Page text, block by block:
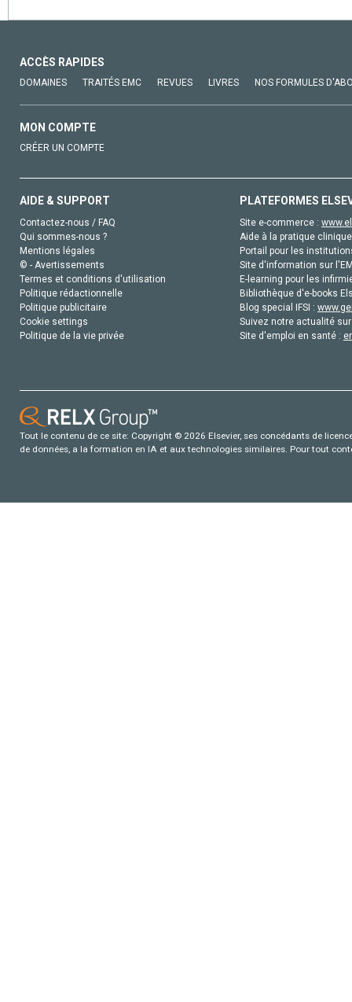
ACCÈS RAPIDES
DOMAINES TRAITÉS EMC REVUES LIVRES NOS FORMULES
MON COMPTE
CRÉER UN COMPTE
AIDE & SUPPORT
Contactez-nous / FAQ
Qui sommes-nous ?
Mentions légales
© - Avertissements
Termes et conditions d'utilisation
Politique rédactionnelle
Politique publicitaire
Cookie settings
Politique de la vie privée
PLATEFORMES
Site e-commerce :
Aide à la pratique
Portail pour les
Site d'information sur
E-learning pour les
Bibliothèque d'e-books
Blog special IFSI :
Suivez notre actualité
Site d'emploi en santé :
Tout le contenu de ce site: Copyright © 2026 Elsevier, ses concédants de
de données, a la formation en IA et aux technologies similaires. Pour tout